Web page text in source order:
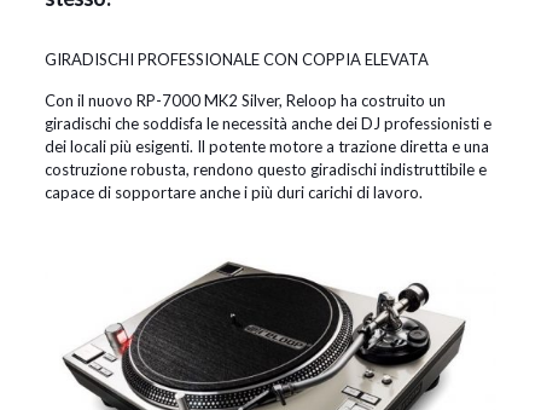
GIRADISCHI PROFESSIONALE CON COPPIA ELEVATA
Con il nuovo RP-7000 MK2 Silver, Reloop ha costruito un
giradischi che soddisfa le necessità anche dei DJ professionisti e
dei locali più esigenti. Il potente motore a trazione diretta e una
costruzione robusta, rendono questo giradischi indistruttibile e
capace di sopportare anche i più duri carichi di lavoro.